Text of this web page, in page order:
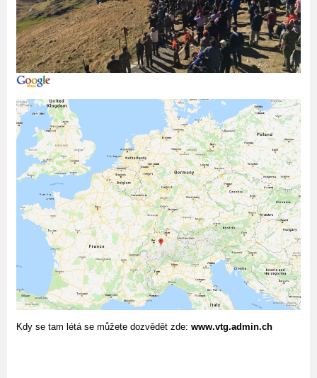
Kdy se tam létá se můžete dozvědět zde: www.vtg.admin.ch